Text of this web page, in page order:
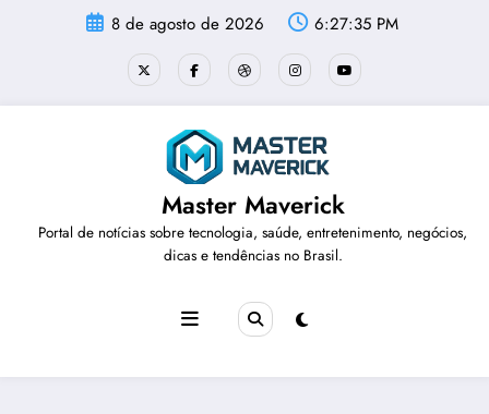
8 de agosto de 2026 6:27:36 PM
Master Maverick
Portal de notícias sobre tecnologia, saúde, entretenimento, negócios,
dicas e tendências no Brasil.